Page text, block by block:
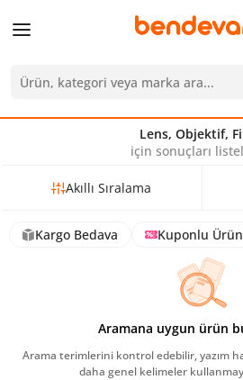
Lens, Objektif,
için sonuçları
Akıllı Sıralama
Kargo Bedava Kuponlu
Aramana uygun ürün
Arama terimlerini kontrol edebilir, yazım
daha genel kelimeler